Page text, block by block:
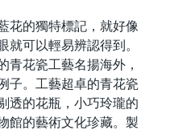
花的獨特標記，就好像
就可以輕易辨認得到。
青花瓷工藝名揚海外，
子。工藝超卓的青花瓷
透的花瓶，小巧玲瓏的
館的藝術文化珍藏。製